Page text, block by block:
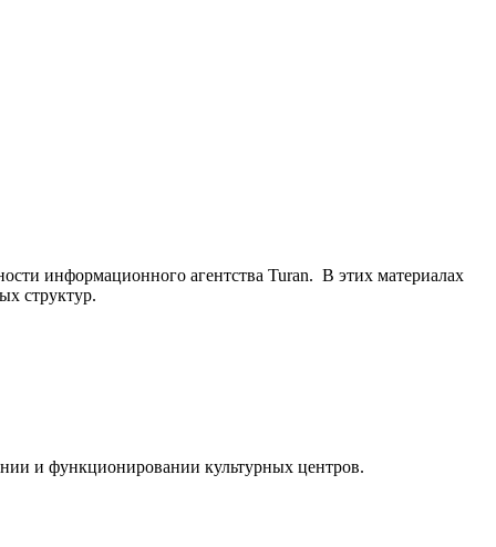
информационного агентства Turan. В этих материалах
структур.
и функционировании культурных центров.